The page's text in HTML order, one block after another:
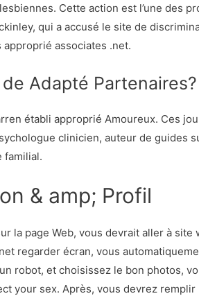
Cette action est l’une des
qui a accusé le site de
associates .net.
Adapté Partenaires?
établi approprié Amoureux. Ces
clinicien, auteur de guides
familial.
& amp; Profil
la page Web, vous devrait aller à
regarder écran, vous
robot, et choisissez le bon photos,
your sex. Après, vous devrez